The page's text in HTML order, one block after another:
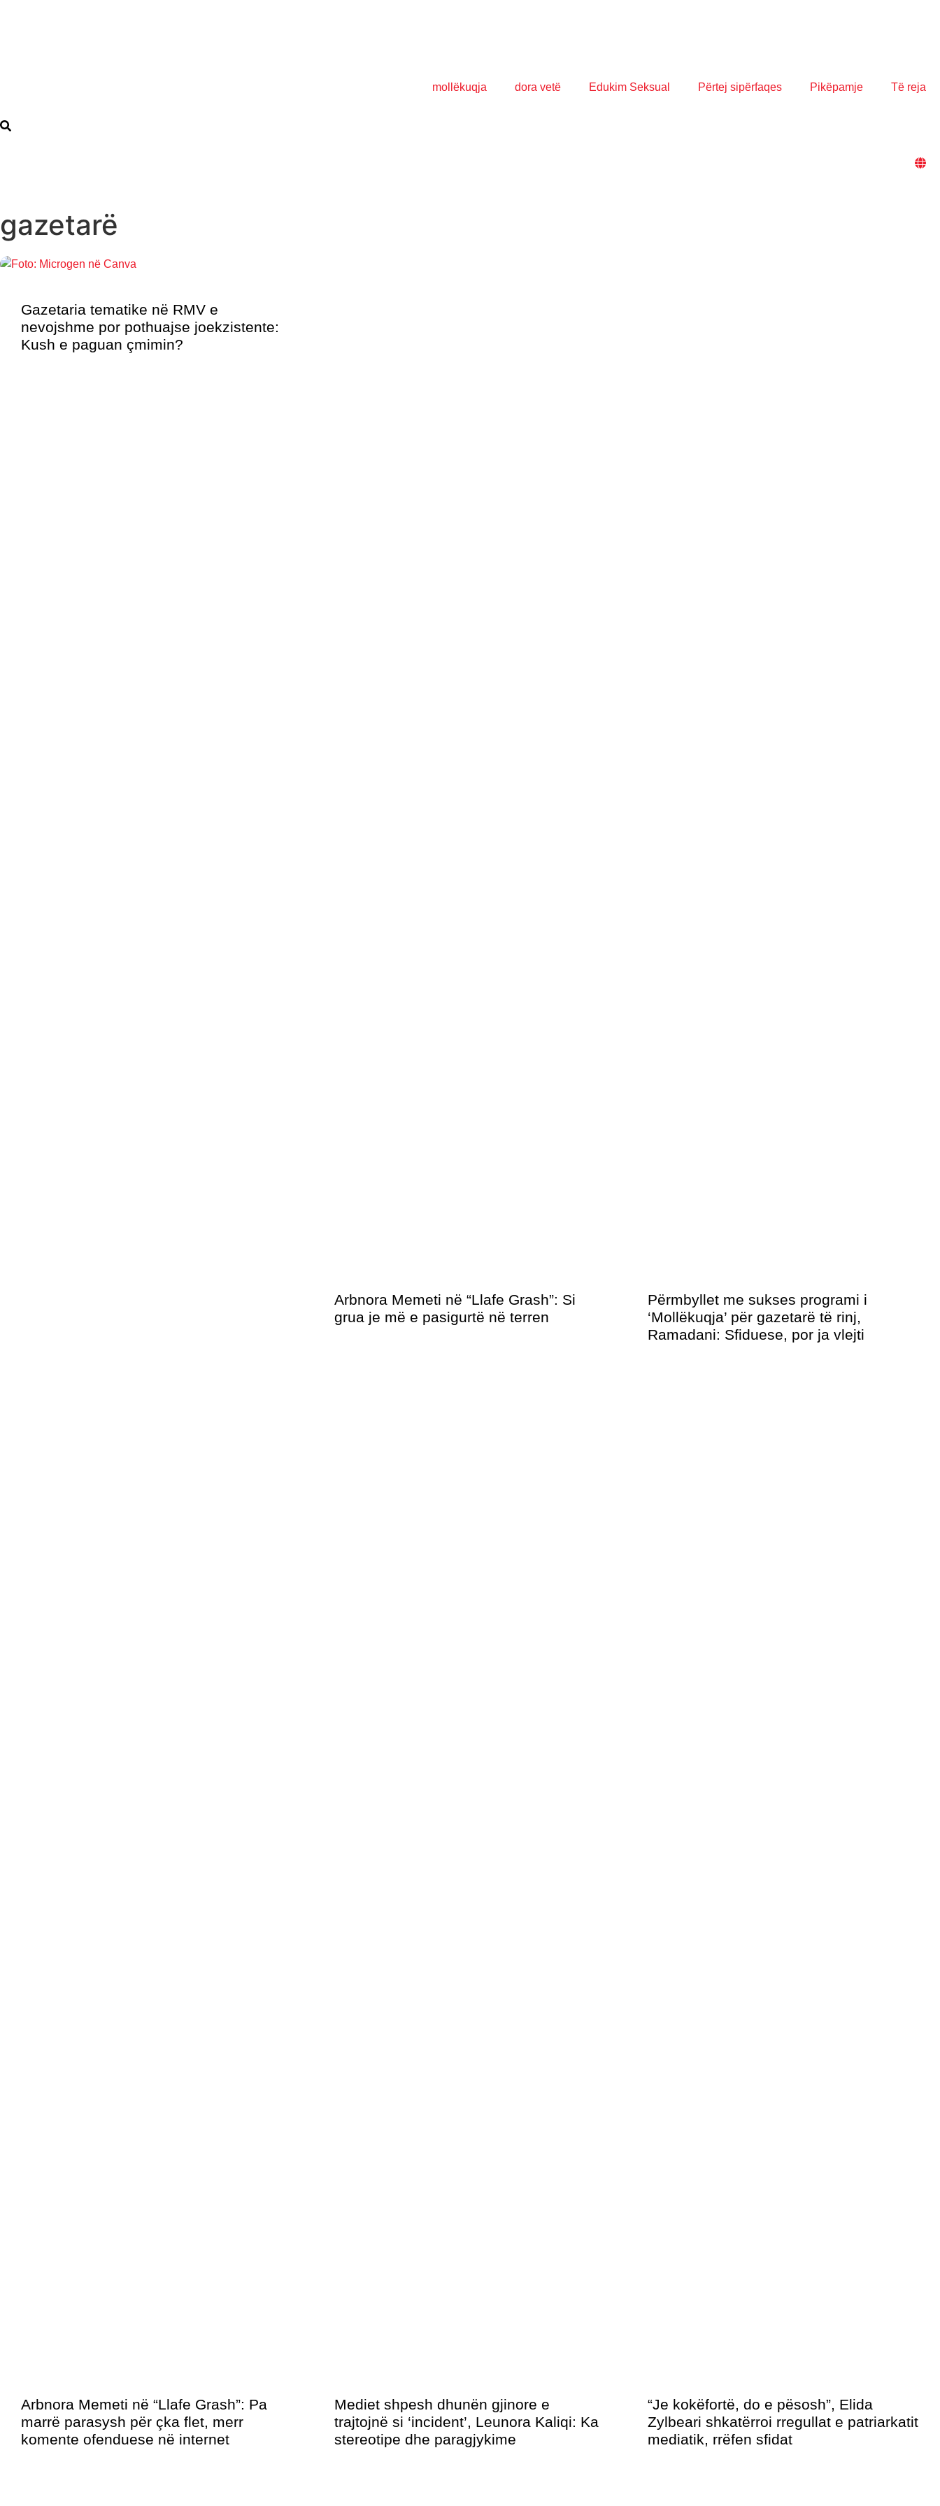
mollëkuqja dora vetë Edukim Seksual Përtej sipërfaqes Pikëpamje Të reja
gazetarë
Gazetaria tematike në RMV e
nevojshme por pothuajse joekzistente:
Kush e paguan çmimin?
Arbnora Memeti në “Llafe Grash”: Si
grua je më e pasigurtë në terren
Përmbyllet me sukses programi i
‘Mollëkuqja’ për gazetarë të rinj,
Ramadani: Sfiduese, por ja vlejti
Arbnora Memeti në “Llafe Grash”: Pa
marrë parasysh për çka flet, merr
komente ofenduese në internet
Mediet shpesh dhunën gjinore e
trajtojnë si ‘incident’, Leunora Kaliqi: Ka
stereotipe dhe paragjykime
“Je kokëfortë, do e pësosh”, Elida
Zylbeari shkatërroi rregullat e patriarkatit
mediatik, rrëfen sfidat